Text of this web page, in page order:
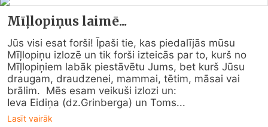
Mīļlopiņus laimē...
Jūs visi esat forši! Īpaši tie, kas piedalījās mūsu
Mīļlopiņu izlozē un tik forši izteicās par to, kurš no
Mīļlopiņiem labāk piestāvētu Jums, bet kurš Jūsu
draugam, draudzenei, mammai, tētim, māsai vai
brālim.  Mēs esam veikuši izlozi un:
Ieva Eidiņa (dz.Grinberga) un Toms...
Lasīt vairāk